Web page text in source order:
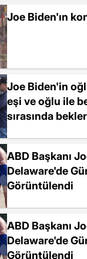
Joe Biden'ın
Joe Biden'in
eşi ve oğlu ile
sırasında
ABD Başkanı
Delaware'de
Görüntülendi
ABD Başkanı
Delaware'de
Görüntülendi